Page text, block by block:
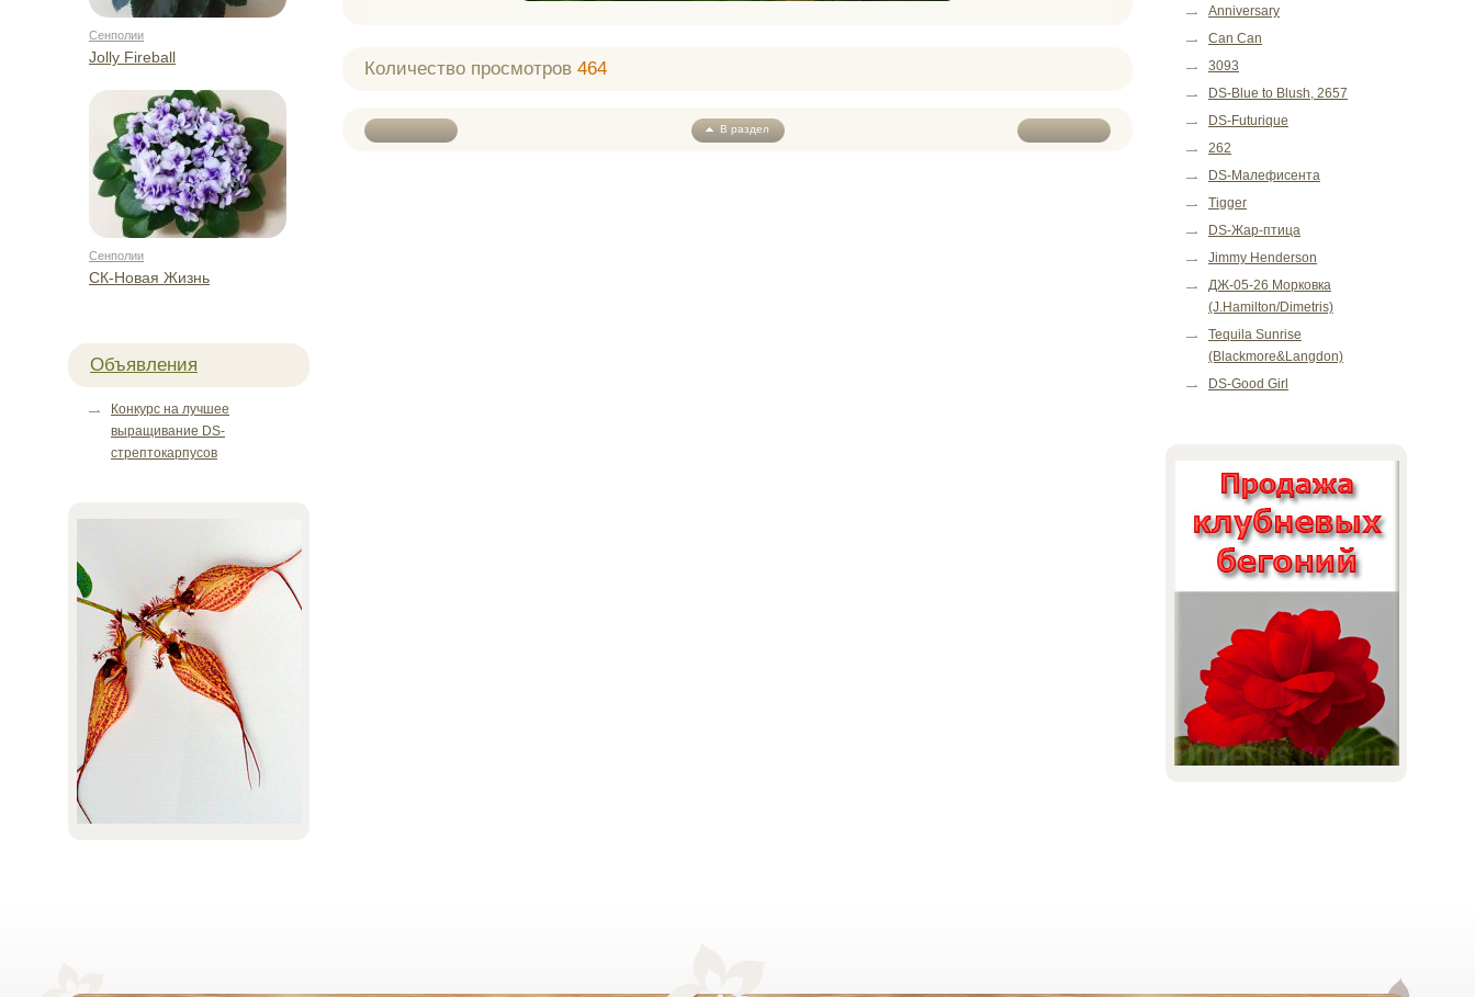
Количество просмотров 464
В раздел
Сенполии
Jolly Fireball
Сенполии
СК-Новая Жизнь
Объявления
Конкурс на лучшее
выращивание DS-
стрептокарпусов
Anniversary
Can Can
3093
DS-Blue to Blush, 2657
DS-Futurique
262
DS-Малефисента
Tigger
DS-Жар-птица
Jimmy Henderson
ДЖ-05-26 Морковка
(J.Hamilton/Dimetris)
Tequila Sunrise
(Blackmore&Langdon)
DS-Good Girl